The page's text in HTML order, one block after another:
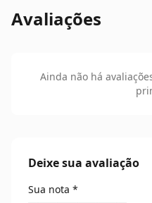
Avaliações
Ainda não há
Deixe sua avaliação
Sua nota *